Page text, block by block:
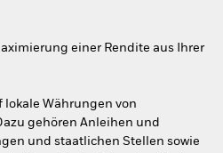
einer Rendite aus Ihrer
lokale Währungen von
gehören Anleihen und
und staatlichen Stellen sowie